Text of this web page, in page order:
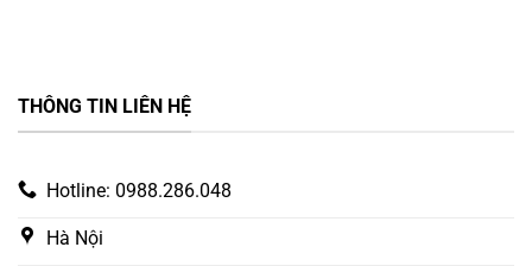
THÔNG TIN LIÊN HỆ
Hotline: 0988.286.048
Hà Nội